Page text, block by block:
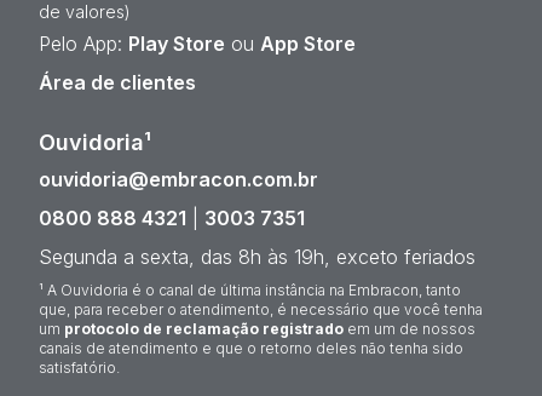
de valores)
Pelo App: Play Store ou App Store
Área de clientes
Ouvidoria¹
ouvidoria@embracon.com.br
0800 888 4321
3003 7351
Segunda a sexta, das 8h às 19h, exceto feriados
¹ A Ouvidoria é o canal de última instância na Embracon, tanto
que, para receber o atendimento, é necessário que você tenha
um protocolo de reclamação registrado em um de nossos
canais de atendimento e que o retorno deles não tenha sido
satisfatório.